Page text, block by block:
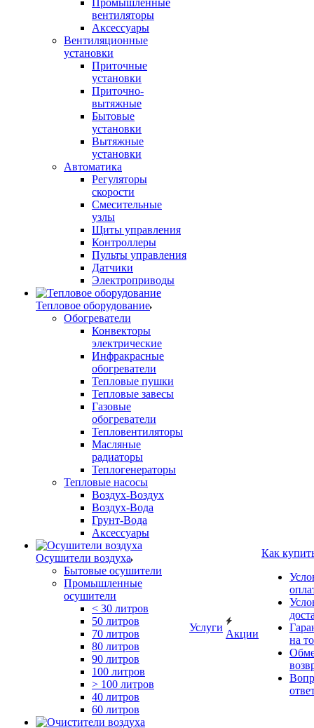
Промышленные
вентиляторы
Аксессуары
Вентиляционные
установки
Приточные
установки
Приточно-
вытяжные
Бытовые
установки
Вытяжные
установки
Автоматика
Регуляторы
скорости
Смесительные
узлы
Щиты управления
Контроллеры
Пульты управления
Датчики
Электроприводы
Тепловое оборудование
Обогреватели
Конвекторы
электрические
Инфракрасные
обогреватели
Тепловые пушки
Тепловые завесы
Газовые
обогреватели
Тепловентиляторы
Масляные
радиаторы
Теплогенераторы
Тепловые насосы
Воздух-Воздух
Воздух-Вода
Грунт-Вода
Аксессуары
Осушители воздуха
Бытовые осушители
Промышленные
осушители
< 30 литров
50 литров
70 литров
80 литров
90 литров
100 литров
> 100 литров
40 литров
60 литров
Услуги
Акции
Как
на